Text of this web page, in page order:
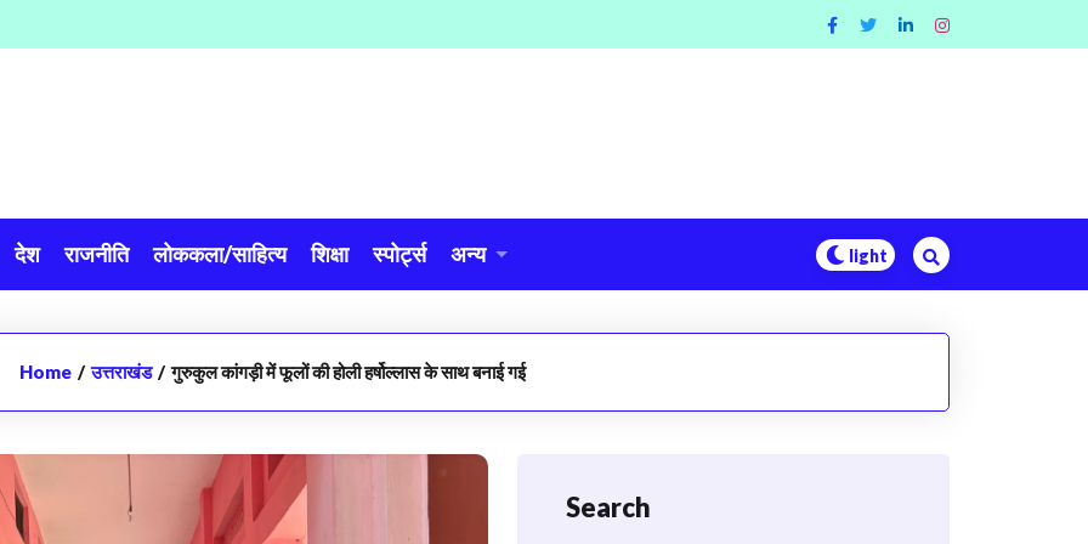
देश राजनीति लोककला/साहित्य शिक्षा स्पोर्ट्स अन्य
Home / उत्तराखंड / गुरुकुल कांगड़ी में फूलों की होली हर्षोल्लास के साथ बनाई गई
Search